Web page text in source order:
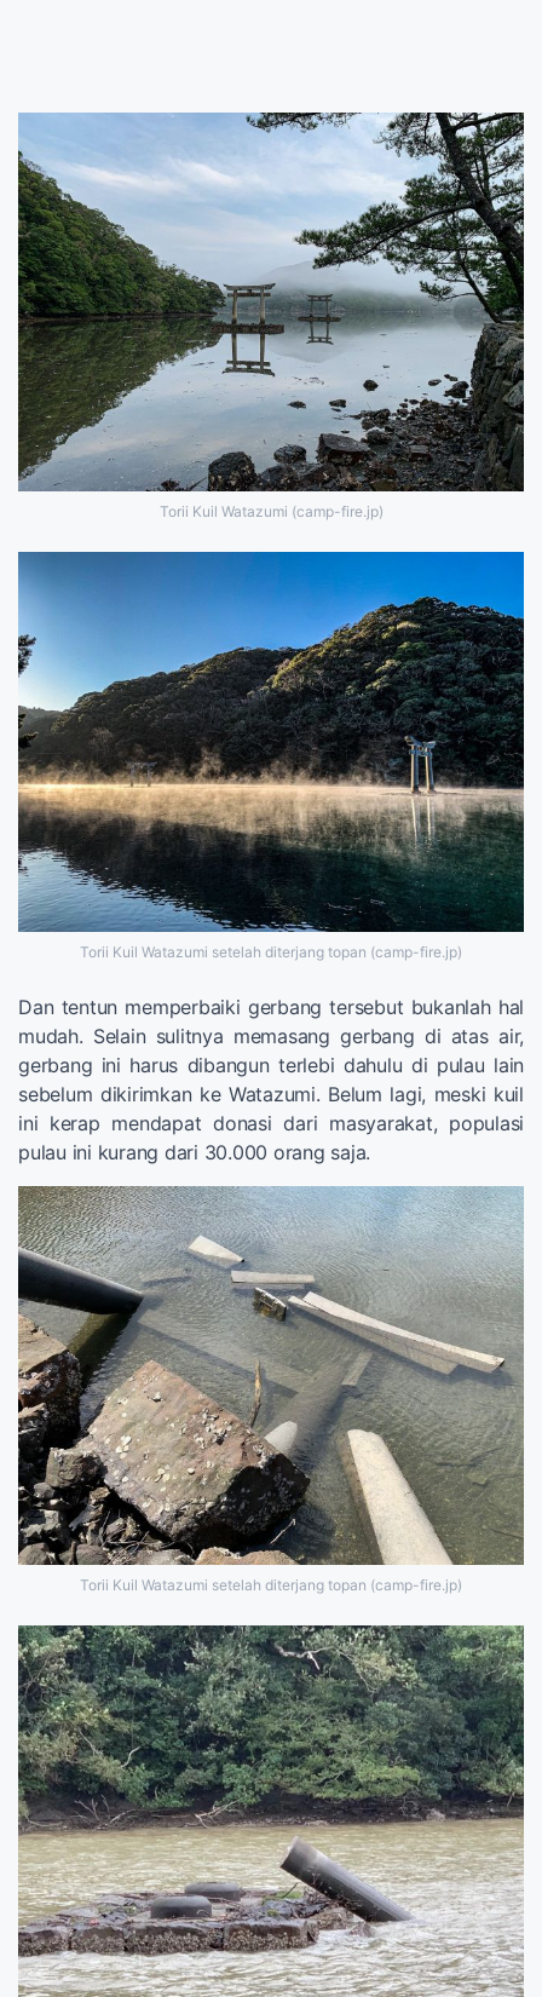
Torii Kuil Watazumi (camp-fire.jp)
Torii Kuil Watazumi setelah diterjang topan (camp-fire.jp)
Dan tentun memperbaiki gerbang tersebut bukanlah hal
mudah. Selain sulitnya memasang gerbang di atas air,
gerbang ini harus dibangun terlebi dahulu di pulau lain
sebelum dikirimkan ke Watazumi. Belum lagi, meski kuil
ini kerap mendapat donasi dari masyarakat, populasi
pulau ini kurang dari 30.000 orang saja.
Torii Kuil Watazumi setelah diterjang topan (camp-fire.jp)